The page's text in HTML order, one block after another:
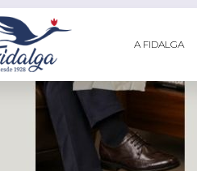
A FIDALGA